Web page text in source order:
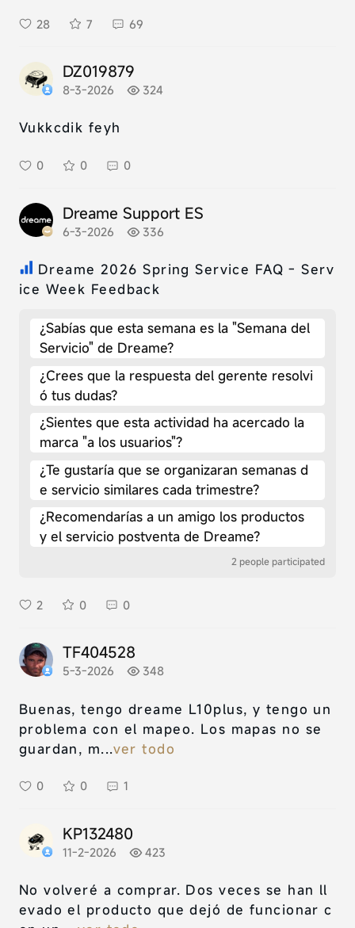
28 7 69
DZ019879
8-3-2026 324
Vukkcdik feyh
0 0 0
Dreame Support ES
6-3-2026 336
Dreame 2026 Spring Service FAQ - Serv
ice Week Feedback
¿Sabías que esta semana es la "Semana del
Servicio" de Dreame?
¿Crees que la respuesta del gerente resolvi
ó tus dudas?
¿Sientes que esta actividad ha acercado la
marca "a los usuarios"?
¿Te gustaría que se organizaran semanas d
e servicio similares cada trimestre?
¿Recomendarías a un amigo los productos
y el servicio postventa de Dreame?
2 people participated
2 0 0
TF404528
5-3-2026 348
Buenas, tengo dreame L10plus, y tengo un
problema con el mapeo. Los mapas no se
guardan, m...ver todo
0 0 1
KP132480
11-2-2026 423
No volveré a comprar. Dos veces se han ll
evado el producto que dejó de funcionar c